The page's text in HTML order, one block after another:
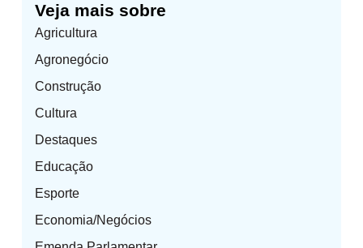
Veja mais sobre
Agricultura
Agronegócio
Construção
Cultura
Destaques
Educação
Esporte
Economia/Negócios